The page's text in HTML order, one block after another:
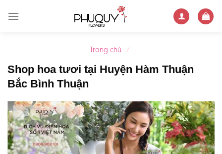
Trang chủ /
Shop hoa tươi tại Huyện Hàm Thuận
Bắc Bình Thuận